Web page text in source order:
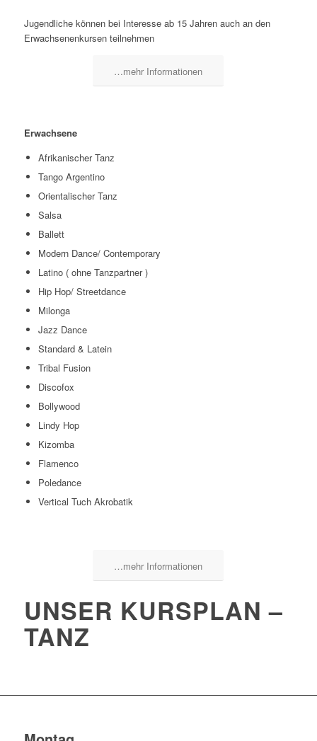
Jugendliche können bei Interesse ab 15 Jahren auch an den
Erwachsenenkursen teilnehmen
…mehr Informationen
Erwachsene
Afrikanischer Tanz
Tango Argentino
Orientalischer Tanz
Salsa
Ballett
Modern Dance/ Contemporary
Latino ( ohne Tanzpartner )
Hip Hop/ Streetdance
Milonga
Jazz Dance
Standard & Latein
Tribal Fusion
Discofox
Bollywood
Lindy Hop
Kizomba
Flamenco
Poledance
Vertical Tuch Akrobatik
…mehr Informationen
UNSER KURSPLAN –
TANZ